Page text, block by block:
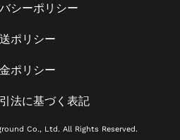
シーポリシー
ポリシー
ポリシー
法に基づく表記
Co., Ltd. All Rights Reserved.